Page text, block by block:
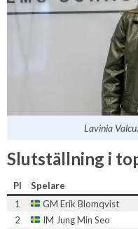
Lavinia
Slutställning i
Pl Spelare
1
GM Erik Blomqvist
2
IM Jung Min Seo